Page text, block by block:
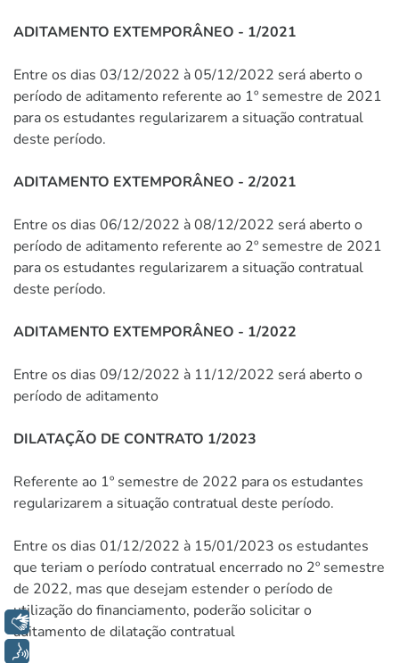
ADITAMENTO EXTEMPORÂNEO - 1/2021
Entre os dias 03/12/2022 à 05/12/2022 será aberto o
período de aditamento referente ao 1º semestre de 2021
para os estudantes regularizarem a situação contratual
deste período.
ADITAMENTO EXTEMPORÂNEO - 2/2021
Entre os dias 06/12/2022 à 08/12/2022 será aberto o
período de aditamento referente ao 2º semestre de 2021
para os estudantes regularizarem a situação contratual
deste período.
ADITAMENTO EXTEMPORÂNEO - 1/2022
Entre os dias 09/12/2022 à 11/12/2022 será aberto o
período de aditamento
DILATAÇÃO DE CONTRATO 1/2023
Referente ao 1º semestre de 2022 para os estudantes
regularizarem a situação contratual deste período.
Entre os dias 01/12/2022 à 15/01/2023 os estudantes
que teriam o período contratual encerrado no 2º semestre
de 2022, mas que desejam estender o período de
utilização do financiamento, poderão solicitar o
aditamento de dilatação contratual
Libras